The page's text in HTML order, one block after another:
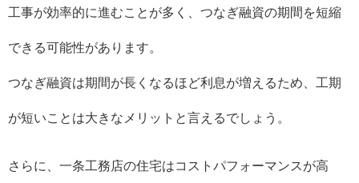
工事が効率的に進むことが多く、つなぎ融資の期間を短縮
できる可能性があります。
つなぎ融資は期間が長くなるほど利息が増えるため、工期
が短いことは大きなメリットと言えるでしょう。
さらに、一条工務店の住宅はコストパフォーマンスが高